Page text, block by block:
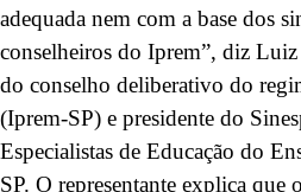
adequada nem com a base dos
conselheiros do Iprem”, diz
do conselho deliberativo do
(Iprem-SP) e presidente do
Especialistas de Educação do
SP. O representante explica que